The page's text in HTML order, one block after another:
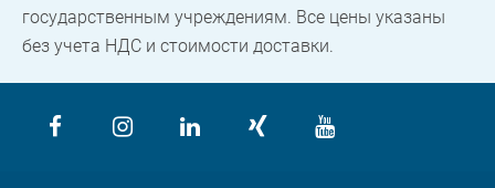
государственным учреждениям. Все цены указаны
без учета НДС и стоимости доставки.